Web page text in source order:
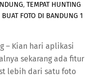
,TEMPAT HUNTING
BUAT FOTO DI BANDUNG 1
– Kian hari aplikasi
sekarang ada fitur
lebih dari satu foto